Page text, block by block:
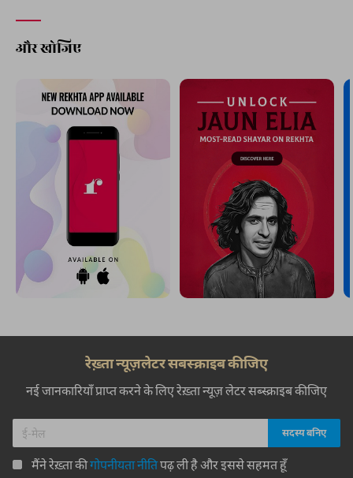
और खोजिए
रेख़्ता न्यूज़लेटर सबस्क्राइब कीजिए
नई जानकारियाँ प्राप्त करने के लिए रेख़्ता न्यूज़ लेटर सब्स्क्राइब कीजिए
मैंने रेख़्ता कीगोपनीयता नीतिपढ़ ली है और इससे सहमत हूँ